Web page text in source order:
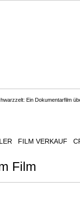
Ein Dokumentarfilm
FILM VERKAUF
Film